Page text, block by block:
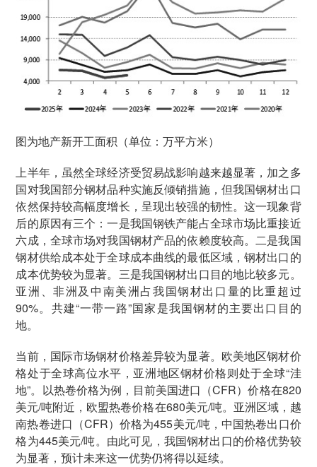
图为地产新开工面积（单位：万平方米）
上半年，虽然全球经济受贸易战影响越来越显著，加之多
国对我国部分钢材品种实施反倾销措施，但我国钢材出口
依然保持较高幅度增长，呈现出较强的韧性。这一现象背
后的原因有三个：一是我国钢铁产能占全球市场比重接近
六成，全球市场对我国钢材产品的依赖度较高。二是我国
钢材供给成本处于全球成本曲线的最低区域，钢材出口的
成本优势较为显著。三是我国钢材出口目的地比较多元。
亚洲、非洲及中南美洲占我国钢材出口量的比重超过
90%。共建“一带一路”国家是我国钢材的主要出口目的
地。
当前，国际市场钢材价格差异较为显著。欧美地区钢材价
格处于全球高位水平，亚洲地区钢材价格则处于全球“洼
地”。以热卷价格为例，目前美国进口（CFR）价格在820
美元/吨附近，欧盟热卷价格在680美元/吨。亚洲区域，越
南热卷进口（CFR）价格为455美元/吨，中国热卷出口价
格为445美元/吨。由此可见，我国钢材出口的价格优势较
为显著，预计未来这一优势仍将得以延续。